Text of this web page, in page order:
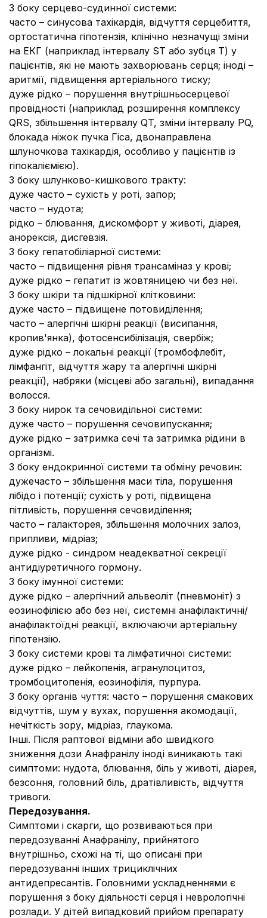
З боку серцево-судинної системи:
часто – синусова тахікардія, відчуття серцебиття,
ортостатична гіпотензія, клінічно незначущі зміни
на ЕКГ (наприклад інтервалу ST або зубця Т) у
пацієнтів, які не мають захворювань серця; іноді –
аритмії, підвищення артеріального тиску;
дуже рідко – порушення внутрішньосерцевої
провідності (наприклад розширення комплексу
QRS, збільшення інтервалу QT, зміни інтервалу PQ,
блокада ніжок пучка Гіса, двонаправлена
шлуночкова тахікардія, особливо у пацієнтів із
гіпокаліємією).
З боку шлунково-кишкового тракту:
дуже часто – сухість у роті, запор;
часто – нудота;
рідко – блювання, дискомфорт у животі, діарея,
анорексія, дисгевзія.
З боку гепатобіліарної системи:
часто – підвищення рівня трансаміназ у крові;
дуже рідко – гепатит із жовтяницею чи без неї.
З боку шкіри та підшкірної клітковини:
дуже часто – підвищене потовиділення;
часто – алергічні шкірні реакції (висипання,
кропив'янка), фотосенсибілізація, свербіж;
дуже рідко – локальні реакції (тромбофлебіт,
лімфангіт, відчуття жару та алергічні шкірні
реакції), набряки (місцеві або загальні), випадання
волосся.
З боку нирок та сечовидільної системи:
дуже часто – порушення сечовипускання;
дуже рідко – затримка сечі та затримка рідини в
організмі.
З боку ендокринної системи та обміну речовин:
дужечасто – збільшення маси тіла, порушення
лібідо і потенції; сухість у роті, підвищена
пітливість, порушення сечовиділення;
часто – галакторея, збільшення молочних залоз,
припливи, мідріаз;
дуже рідко - синдром неадекватної секреції
антидіуретичного гормону.
З боку імунної системи:
дуже рідко – алергічний альвеоліт (пневмоніт) з
еозинофілією або без неї, системні анафілактичні/
анафілактоїдні реакції, включаючи артеріальну
гіпотензію.
З боку системи крові та лімфатичної системи:
дуже рідко – лейкопенія, агранулоцитоз,
тромбоцитопенія, еозинофілія, пурпура.
З боку органів чуття: часто – порушення смакових
відчуттів, шум у вухах, порушення акомодації,
нечіткість зору, мідріаз, глаукома.
Інші. Після раптової відміни або швидкого
зниження дози Анафранілу іноді виникають такі
симптоми: нудота, блювання, біль у животі, діарея,
безсоння, головний біль, дратівливість, відчуття
тривоги.
Передозування.
Симптоми і скарги, що розвиваються при
передозуванні Анафранілу, прийнятого
внутрішньо, схожі на ті, що описані при
передозуванні інших трициклічних
антидепресантів. Головними ускладненнями є
порушення з боку діяльності серця і неврологічні
розлади. У дітей випадковий прийом препарату